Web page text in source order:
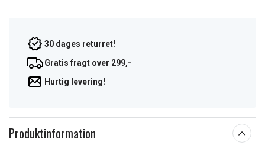
30 dages returret!
Gratis fragt over 299,-
Hurtig levering!
Produktinformation